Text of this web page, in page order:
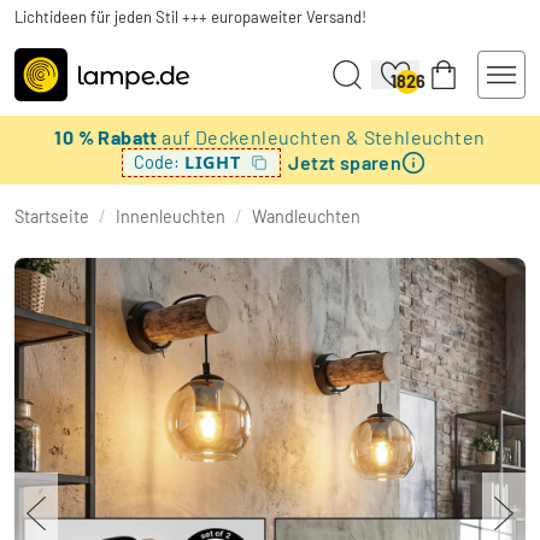
Lichtideen für jeden Stil +++ europaweiter Versand!
1826
10 % Rabattauf Deckenleuchten & Stehleuchten
Code: LIGHT Jetzt sparen
Startseite / Innenleuchten / Wandleuchten